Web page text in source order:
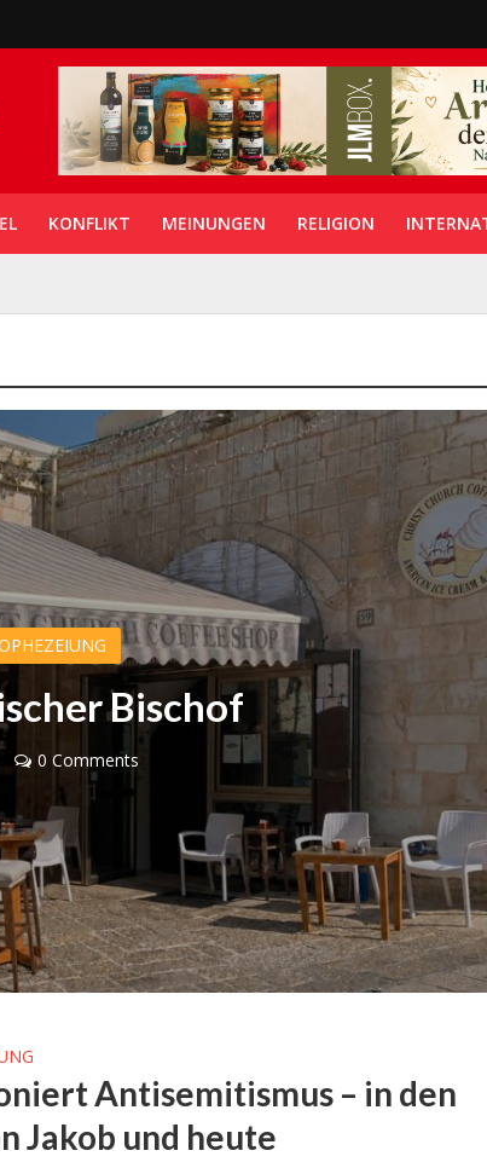
KONFLIKT MEINUNGEN RELIGION
Bischof
0 Comments
Antisemitismus – in den
Jakob und heute
2026: Das ist
Beliak
Videopodcast
VIDEOPODCAST – AfD
Israel: Verändert ein
das israelische Bild der